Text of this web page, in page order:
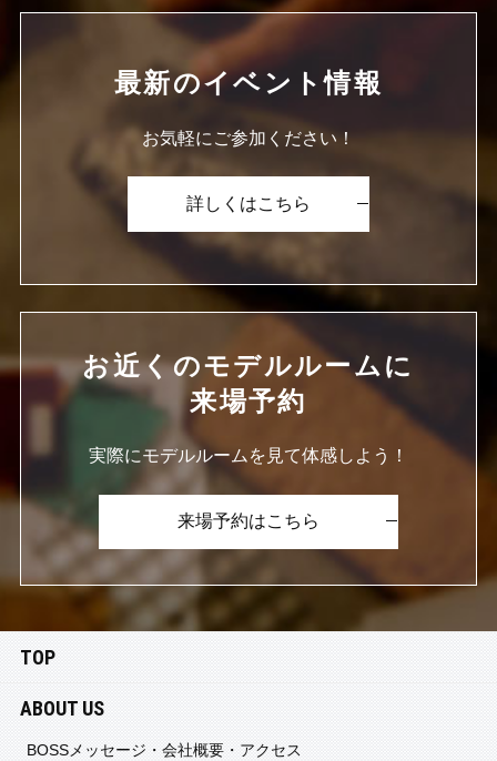
最新のイベント情報
お気軽にご参加ください！
詳しくはこちら
お近くのモデルルームに
来場予約
実際にモデルルームを見て体感しよう！
来場予約はこちら
TOP
ABOUT US
BOSSメッセージ・会社概要・アクセス